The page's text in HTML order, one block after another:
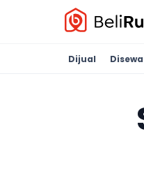
Dijual Disewa